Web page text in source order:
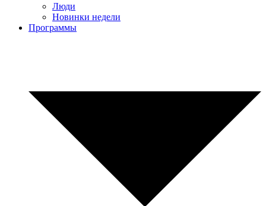
Люди
Новинки недели
Программы